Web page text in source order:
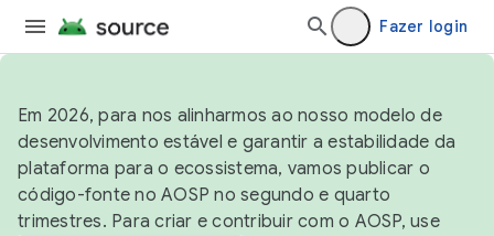
Fazer login
Em 2026, para nos alinharmos ao nosso modelo de
desenvolvimento estável e garantir a estabilidade da
plataforma para o ecossistema, vamos publicar o
código-fonte no AOSP no segundo e quarto
trimestres. Para criar e contribuir com o AOSP, use